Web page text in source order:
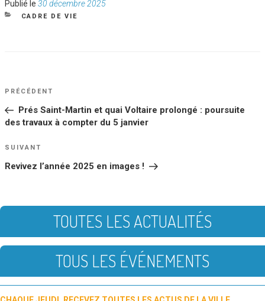
Publié le Publié
le
30 décembre 2025
CATÉGORIES
CADRE DE VIE
NAVIGATION
DE
L’ARTICLE
Article
PRÉCÉDENT
Prés Saint-Martin et quai Voltaire prolongé : poursuite
des travaux à compter du 5 janvier
Article
SUIVANT
Revivez l’année 2025 en images !
TOUTES LES ACTUALITÉS
TOUS LES ÉVÉNEMENTS